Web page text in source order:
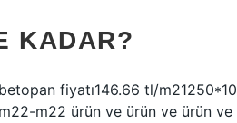
KADAR?
fiyatı146.66 tl/m21250*10
m22 ürün ve ürün ve ürün ve